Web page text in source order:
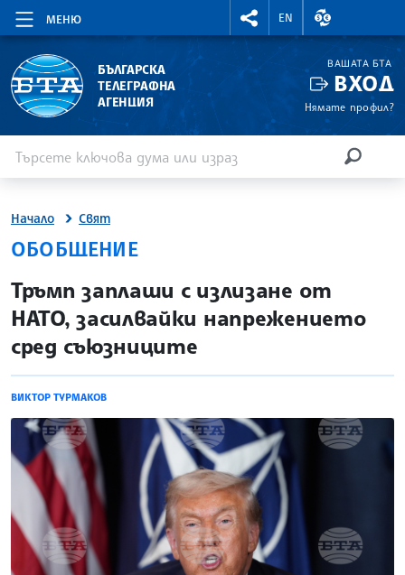
МЕНЮ
RIGHTMENU.SOCIAL
EN
ВАЛУТНИ
БЪЛГАРСКА
ТЕЛЕГРАФНА
АГЕНЦИЯ
ВАШАТА БТА
ВХОД
Нямате профил?
Начало Свят
ОБОБЩЕНИЕ
site.bta
Тръмп заплаши с излизане от
НАТО, засилвайки напрежението
сред съюзниците
ВИКТОР ТУРМАКОВ